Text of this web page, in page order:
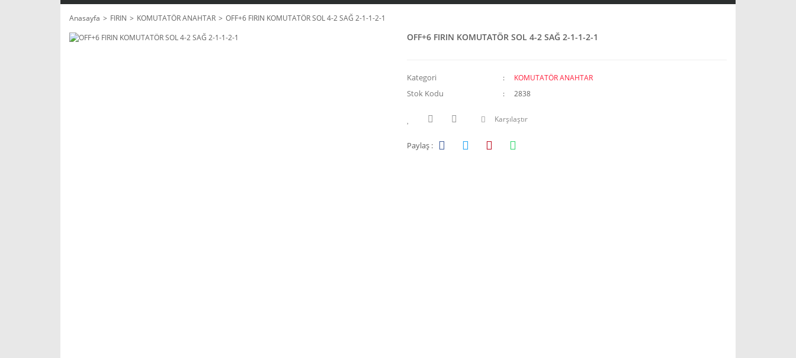
Anasayfa FIRIN KOMUTATÖR ANAHTAR OFF+6 FIRIN KOMUTATÖR SOL 4-2 SAĞ 2-1-1-2-1
OFF+6 FIRIN KOMUTATÖR SOL 4-2 SAĞ 2-1-1-2-1
Kategori KOMUTATÖR ANAHTAR
Stok Kodu 2838
Karşılaştır
Paylaş :